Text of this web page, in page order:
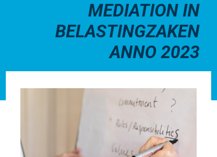
MEDIATION IN
BELASTINGZAKEN
ANNO 2023